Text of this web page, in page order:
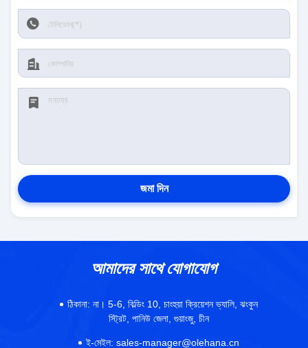
জমা দিন
আমাদের সাথে যোগাযোগ
ঠিকানা: না। 5-6, বিল্ডিং 10, চাংহুয়া ক্রিয়েশন ভ্যালি, ঝংকুন
স্ট্রিট, পানিউ জেলা, গুয়াংজু, চীন
ই-মেইল: sales-manager@olehana.cn